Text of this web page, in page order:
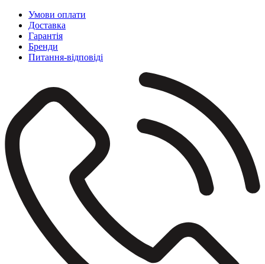
Умови оплати
Доставка
Гарантія
Бренди
Питання-відповіді